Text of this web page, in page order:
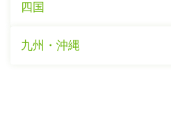
四国
九州・沖縄